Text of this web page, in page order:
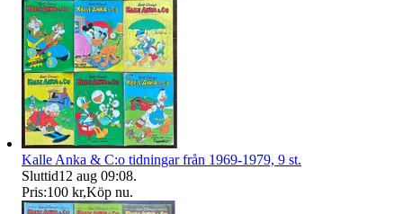
Kalle Anka & C:o tidningar från 1969-1979, 9 st.
Sluttid12 aug 09:08.
Pris:100 kr,Köp nu.